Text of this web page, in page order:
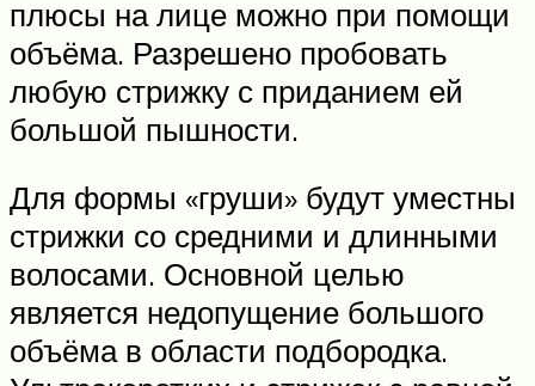
плюсы на лице можно при помощи
объёма. Разрешено пробовать
любую стрижку с приданием ей
большой пышности.
Для формы «груши» будут уместны
стрижки со средними и длинными
волосами. Основной целью
является недопущение большого
объёма в области подбородка.